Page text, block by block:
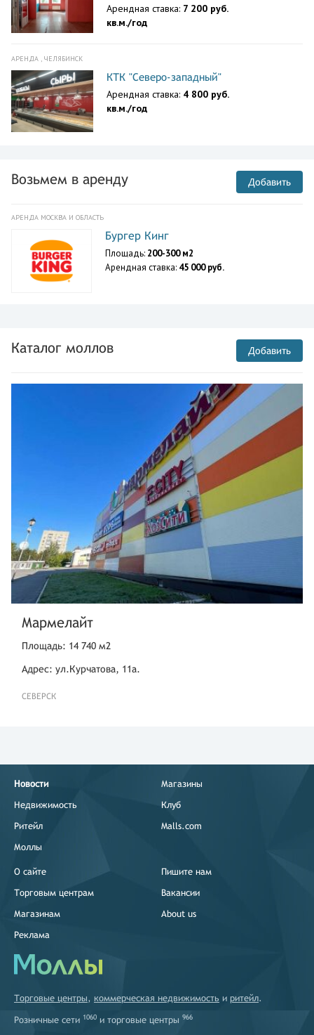
Арендная ставка: 7 200 руб.
кв.м./год
АРЕНДА , ЧЕЛЯБИНСК
КТК "Северо-западный"
Арендная ставка: 4 800 руб.
кв.м./год
Возьмем в аренду Добавить
АРЕНДА МОСКВА И ОБЛАСТЬ
Бургер Кинг
Площадь: 200-300 м2
Арендная ставка: 45 000 руб.
Каталог моллов Добавить
Мармелайт
Площадь: 14 740 м2
Адрес: ул.Курчатова, 11а.
СЕВЕРСК
Новости
Недвижимость
Ритейл
Моллы
Магазины
Клуб
Malls.com
О сайте
Торговым центрам
Магазинам
Реклама
Пишите нам
Вакансии
About us
Торговые центры, коммерческая недвижимость и ритейл.
Розничные сети 1060 и торговые центры 966